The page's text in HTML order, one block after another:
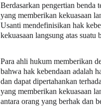
Berdasarkan pengertian benda
yang memberikan kekuasaan
Usanti mendefinisikan hak
kekuasaan langsung atas suatu
Para ahli hukum memberikan
bahwa hak kebendaan adalah
dan dapat dipertahankan
yang memberikan kekuasaan
antara orang yang berhak dan